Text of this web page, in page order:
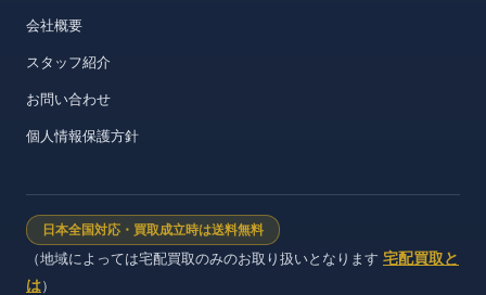
会社概要
スタッフ紹介
お問い合わせ
個人情報保護方針
日本全国対応・買取成立時は送料無料
（地域によっては宅配買取のみのお取り扱いとなります 宅配買取と
は）